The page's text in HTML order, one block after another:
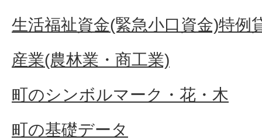
生活福祉資金(緊急小口資金)特例
産業(農林業・商工業)
町のシンボルマーク・花・木
町の基礎データ